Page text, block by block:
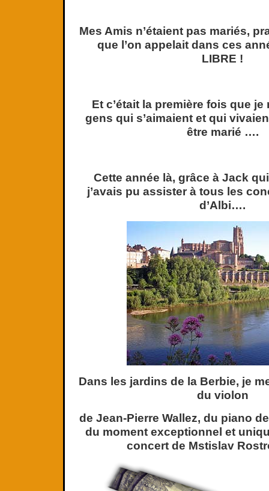
Mes Amis n’étaient pas mariés,
que l’on appelait dans ces
LIBRE !
Et c’était la première fois que
gens qui s’aimaient et qui
être marié ….
Cette année là, grâce à Jack
j’avais pu assister à tous les
d’Albi….
Dans les jardins de la Berbie, je
du violon
de Jean-Pierre Wallez, du piano
du moment exceptionnel et
concert de Mstislav